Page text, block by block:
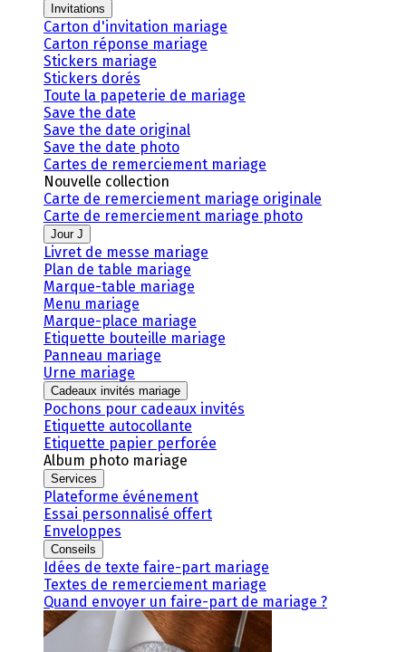
Invitations
Carton d'invitation mariage
Carton réponse mariage
Stickers mariage
Stickers dorés
Toute la papeterie de mariage
Save the date
Save the date original
Save the date photo
Cartes de remerciement mariage
Nouvelle collection
Carte de remerciement mariage originale
Carte de remerciement mariage photo
Jour J
Livret de messe mariage
Plan de table mariage
Marque-table mariage
Menu mariage
Marque-place mariage
Etiquette bouteille mariage
Panneau mariage
Urne mariage
Cadeaux invités mariage
Pochons pour cadeaux invités
Etiquette autocollante
Etiquette papier perforée
Album photo mariage
Services
Plateforme événement
Essai personnalisé offert
Enveloppes
Conseils
Idées de texte faire-part mariage
Textes de remerciement mariage
Quand envoyer un faire-part de mariage ?